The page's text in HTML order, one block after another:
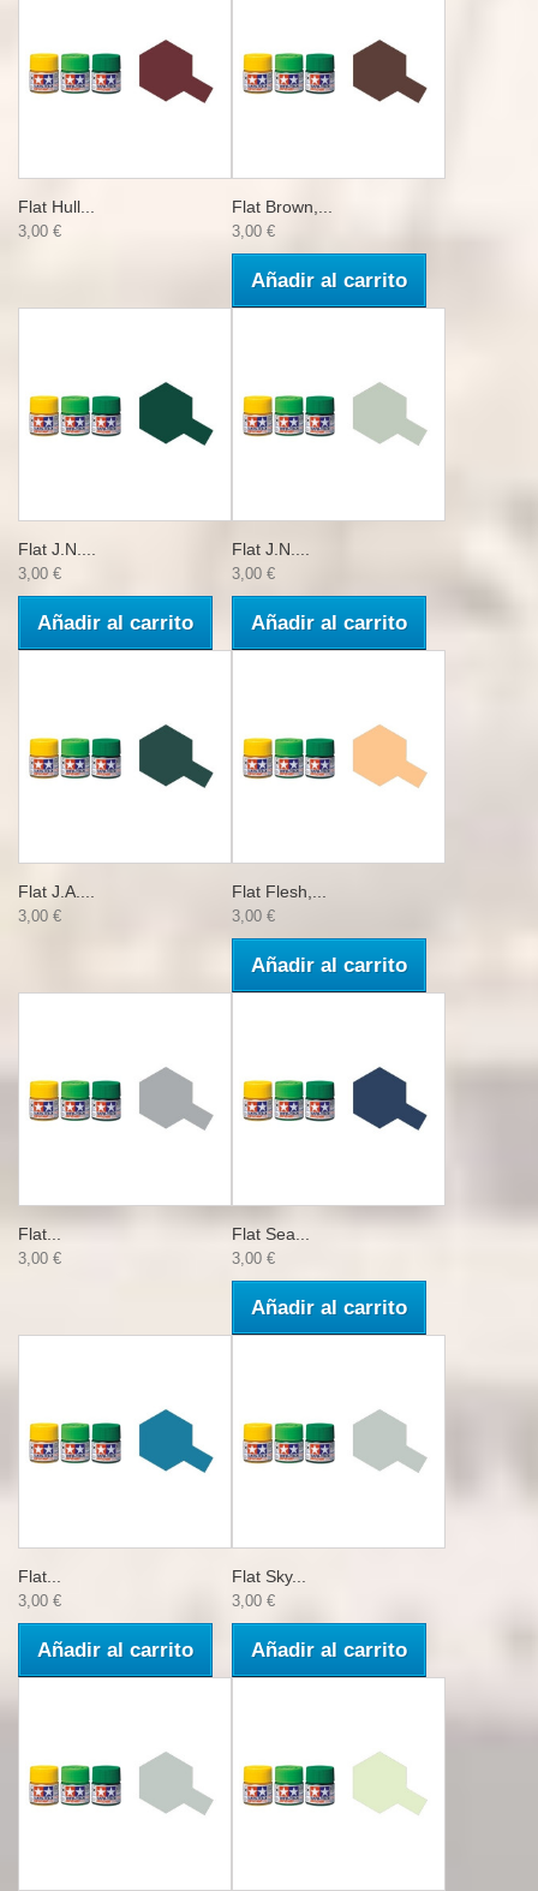
Flat Hull...
3,00 €
Flat Brown,...
3,00 €
Añadir al carrito
Flat J.N....
3,00 €
Añadir al carrito
Flat J.N....
3,00 €
Añadir al carrito
Flat J.A....
3,00 €
Flat Flesh,...
3,00 €
Añadir al carrito
Flat...
3,00 €
Flat Sea...
3,00 €
Añadir al carrito
Flat...
3,00 €
Añadir al carrito
Flat Sky...
3,00 €
Añadir al carrito